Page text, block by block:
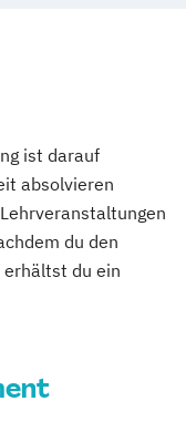
und
Logistik
Prozesse
ist darauf
absolvieren
du den
erhältst du ein